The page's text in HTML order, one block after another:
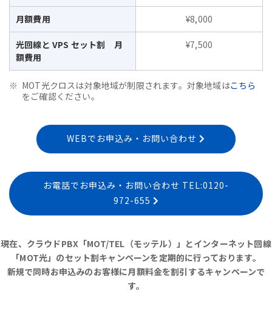
月額費用 ¥8,000
光回線と VPS セット割 月
額費用
¥7,500
MOT光クロスは対象地域が制限されます。対象地域はこちら
をご確認ください。
WEBでお申込み・お問い合わせ
お電話でお申込み・お問い合わせ TEL:0120-
972-655
現在、クラウドPBX「MOT/TEL（モッテル）」とインターネット回線
「MOT光」のセット割キャンペーンを定期的に行っております。
新規で同時お申込みのお客様に月額料金を割引するキャンペーンで
す。